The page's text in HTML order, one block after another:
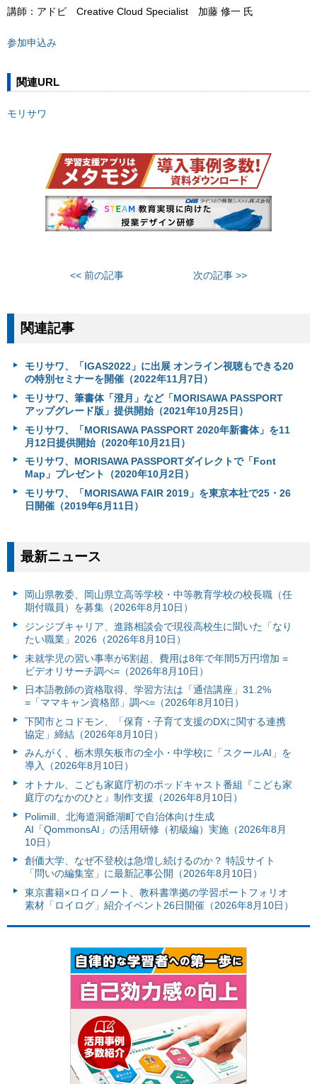
講師：アドビ Creative Cloud Specialist 加藤 修一 氏
参加申込み
関連URL
モリサワ
<< 前の記事 次の記事 >>
関連記事
モリサワ、「IGAS2022」に出展 オンライン視聴もできる20
の特別セミナーを開催（2022年11月7日）
モリサワ、筆書体「澄月」など「MORISAWA PASSPORT
アップグレード版」提供開始（2021年10月25日）
モリサワ、「MORISAWA PASSPORT 2020年新書体」を11
月12日提供開始（2020年10月21日）
モリサワ、MORISAWA PASSPORTダイレクトで「Font
Map」プレゼント（2020年10月2日）
モリサワ、「MORISAWA FAIR 2019」を東京本社で25・26
日開催（2019年6月11日）
最新ニュース
岡山県教委、岡山県立高等学校・中等教育学校の校長職（任
期付職員）を募集（2026年8月10日）
ジンジブキャリア、進路相談会で現役高校生に聞いた「なり
たい職業」2026（2026年8月10日）
未就学児の習い事率が6割超、費用は8年で年間5万円増加 =
ビデオリサーチ調べ=（2026年8月10日）
日本語教師の資格取得、学習方法は「通信講座」31.2%
=「ママキャン資格部」調べ=（2026年8月10日）
下関市とコドモン、「保育・子育て支援のDXに関する連携
協定」締結（2026年8月10日）
みんがく、栃木県矢板市の全小・中学校に「スクールAI」を
導入（2026年8月10日）
オトナル、こども家庭庁初のポッドキャスト番組『こども家
庭庁のなかのひと』制作支援（2026年8月10日）
Polimill、北海道洞爺湖町で自治体向け生成
AI「QommonsAI」の活用研修（初級編）実施（2026年8月
10日）
創価大学、なぜ不登校は急増し続けるのか？ 特設サイト
「問いの編集室」に最新記事公開（2026年8月10日）
東京書籍×ロイロノート、教科書準拠の学習ポートフォリオ
素材「ロイログ」紹介イベント26日開催（2026年8月10日）